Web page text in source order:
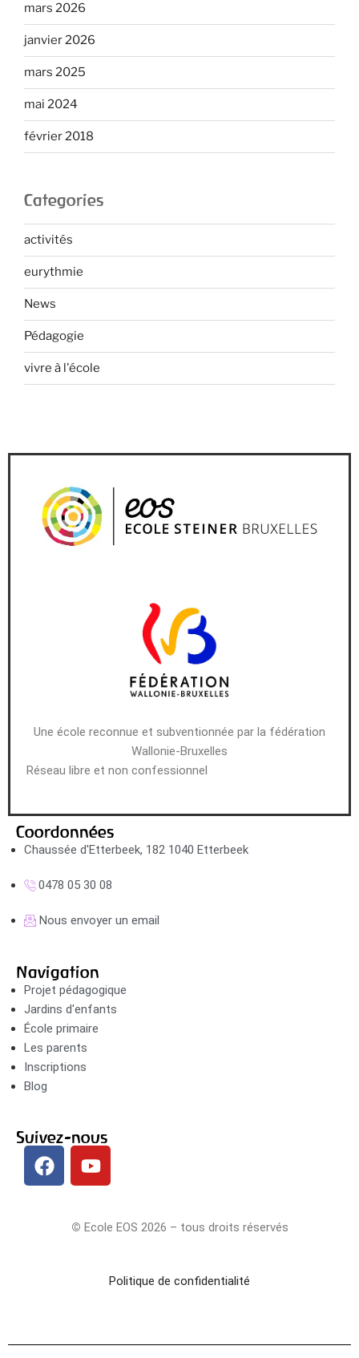
mars 2026
janvier 2026
mars 2025
mai 2024
février 2018
Categories
activités
eurythmie
News
Pédagogie
vivre à l'école
Une école reconnue et subventionnée par la fédération
Wallonie-Bruxelles
Réseau libre et non confessionnel
Coordonnées
Chaussée d'Etterbeek, 182 1040 Etterbeek
0478 05 30 08
Nous envoyer un email
Navigation
Projet pédagogique
Jardins d'enfants
École primaire
Les parents
Inscriptions
Blog
Suivez-nous
© Ecole EOS 2026 – tous droits réservés
Politique de confidentialité